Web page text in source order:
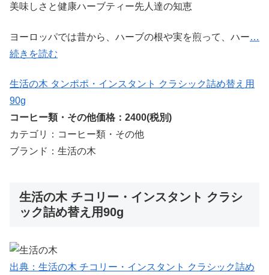
美味しさと健康ハーブティー先人達の知恵
ヨーロッパでは昔から、ハーブの根や実を煎って、ハー…
続きを読む
生活の木 タンポポ・インスタント クラシック詰め替え用
90g
コーヒー類・その他価格：2400(税別)
カテゴリ：コーヒー類・その他
ブランド：生活の木
生活の木 チコリー・インスタント クラシ
ック詰め替え用90g
出典：生活の木 チコリー・インスタント クラシック詰め